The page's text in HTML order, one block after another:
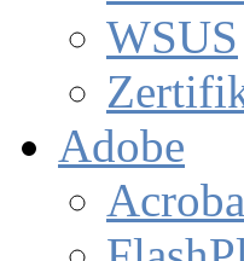
WSUS
Adobe